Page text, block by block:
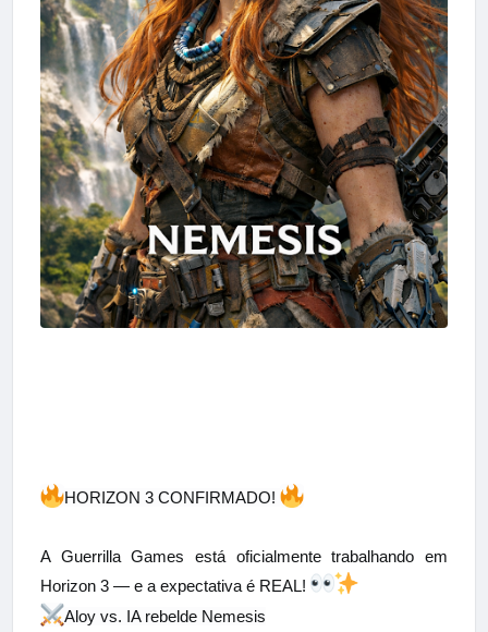
HORIZON 3 CONFIRMADO!
A Guerrilla Games está oficialmente trabalhando em
Horizon 3 — e a expectativa é REAL!
Aloy vs. IA rebelde Nemesis